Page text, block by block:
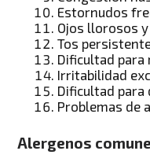
Estornudos
Ojos llorosos
Tos
Dificultad para
Irritabilidad
Dificultad para
Problemas de
Alergenos